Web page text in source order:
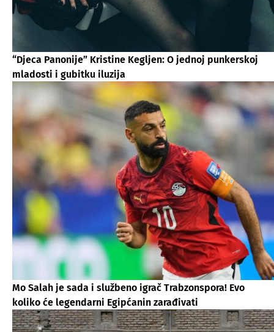
“Djeca Panonije” Kristine Kegljen: O jednoj punkerskoj
mladosti i gubitku iluzija
Mo Salah je sada i službeno igrač Trabzonspora! Evo
koliko će legendarni Egipćanin zarađivati